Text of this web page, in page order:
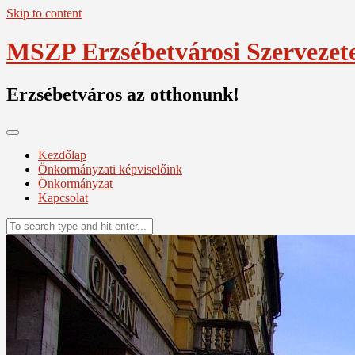
Skip to content
MSZP Erzsébetvárosi
Erzsébetváros az otthonunk!
Kezdőlap
Önkormányzati képviselőink
Önkormányzat
Kapcsolat